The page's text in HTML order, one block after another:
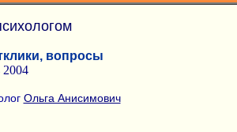
вопросы
Ольга Анисимович